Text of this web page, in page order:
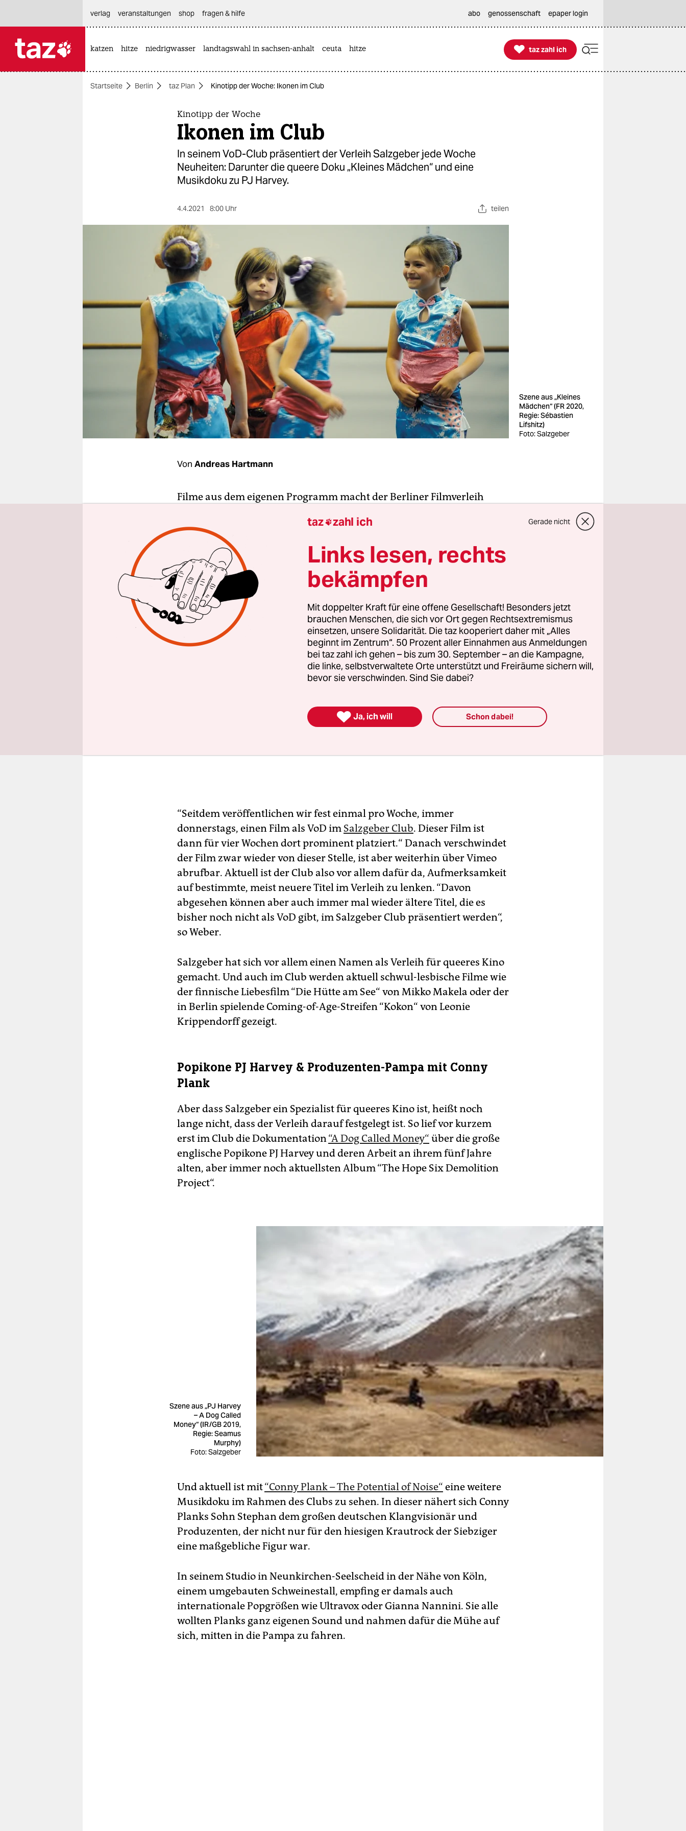
themen
verlag
veranstaltungen
fragen & hilfe
unterstützen
genossenschaft
verlag
veranstaltungen shop fragen & hilfe abo genossenschaft epaper login
katzen hitze niedrigwasser landtagswahl in sachsen-anhalt ceuta hitze 
taz zahl ich
taz zahl ich
Startseite Berlin taz Plan Kinotipp der Woche: Ikonen im Club
Kinotipp der Woche
Ikonen im Club
In seinem VoD-Club präsentiert der Verleih Salzgeber jede Woche
Neuheiten: Darunter die queere Doku „Kleines Mädchen“ und eine
Musikdoku zu PJ Harvey.
4.4.2021 8:00 Uhr teilen
Szene aus „Kleines
Mädchen“ (FR 2020,
Regie: Sébastien
Lifshitz)
Foto: Salzgeber
Von Andreas Hartmann
Filme aus dem eigenen Programm macht der Berliner Filmverleih
über drei Jahren über das PortalVimeo. Aber das Angebot etwas
übersichtlicher zu gestalten, zu kuratieren, wie man heute sagt, das ist
wie so viele Neuerungen derzeit im Streamingbereich, eine wegen
Covid-19 initiierte Idee, so Christian Weber vom Verleih.
nennt sich das ganze und ist entstanden während des ersten
Lockdowns im letzten Frühjahr.
“Seitdem veröffentlichen wir fest einmal pro Woche, immer
donnerstags, einen Film als VoD im Salzgeber Club. Dieser Film ist
dann für vier Wochen dort prominent platziert.“ Danach verschwindet
der Film zwar wieder von dieser Stelle, ist aber weiterhin über Vimeo
abrufbar. Aktuell ist der Club also vor allem dafür da, Aufmerksamkeit
auf bestimmte, meist neuere Titel im Verleih zu lenken. “Davon
abgesehen können aber auch immer mal wieder ältere Titel, die es
bisher noch nicht als VoD gibt, im Salzgeber Club präsentiert werden“,
so Weber.
Salzgeber hat sich vor allem einen Namen als Verleih für queeres Kino
gemacht. Und auch im Club werden aktuell schwul-lesbische Filme wie
der finnische Liebesfilm “Die Hütte am See“ von Mikko Makela oder der
in Berlin spielende Coming-of-Age-Streifen “Kokon“ von Leonie
Krippendorff gezeigt.
Popikone PJ Harvey & Produzenten-Pampa mit Conny
Plank
Aber dass Salzgeber ein Spezialist für queeres Kino ist, heißt noch
lange nicht, dass der Verleih darauf festgelegt ist. So lief vor kurzem
erst im Club die Dokumentation“A Dog Called Money“ über die große
englische Popikone PJ Harvey und deren Arbeit an ihrem fünf Jahre
alten, aber immer noch aktuellsten Album “The Hope Six Demolition
Project“.
Szene aus „PJ Harvey
– A Dog Called
Money“ (IR/GB 2019,
Regie: Seamus
Murphy)
Foto: Salzgeber
Und aktuell ist mit“Conny Plank – The Potential of Noise“ eine weitere
Musikdoku im Rahmen des Clubs zu sehen. In dieser nähert sich Conny
Planks Sohn Stephan dem großen deutschen Klangvisionär und
Produzenten, der nicht nur für den hiesigen Krautrock der Siebziger
eine maßgebliche Figur war.
In seinem Studio in Neunkirchen-Seelscheid in der Nähe von Köln,
einem umgebauten Schweinestall, empfing er damals auch
internationale Popgrößen wie Ultravox oder Gianna Nannini. Sie alle
wollten Planks ganz eigenen Sound und nahmen dafür die Mühe auf
sich, mitten in die Pampa zu fahren.
taz zahl ich Gerade nicht
Links lesen, rechts
bekämpfen
Mit doppelter Kraft für eine offene Gesellschaft! Besonders jetzt
brauchen Menschen, die sich vor Ort gegen Rechtsextremismus
einsetzen, unsere Solidarität. Die taz kooperiert daher mit „Alles
beginnt im Zentrum“. 50 Prozent aller Einnahmen aus Anmeldungen
bei taz zahl ich gehen – bis zum 30. September – an die Kampagne,
die linke, selbstverwaltete Orte unterstützt und Freiräume sichern will,
bevor sie verschwinden. Sind Sie dabei?
 Ja, ich will Schon dabei!